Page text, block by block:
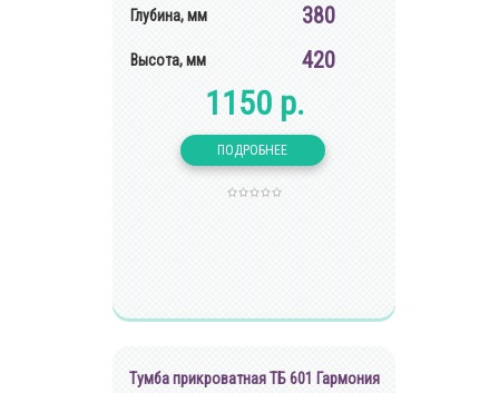
Глубина, мм 380
Высота, мм 420
1150 р.
Тумба прикроватная ТБ 601 Гармония